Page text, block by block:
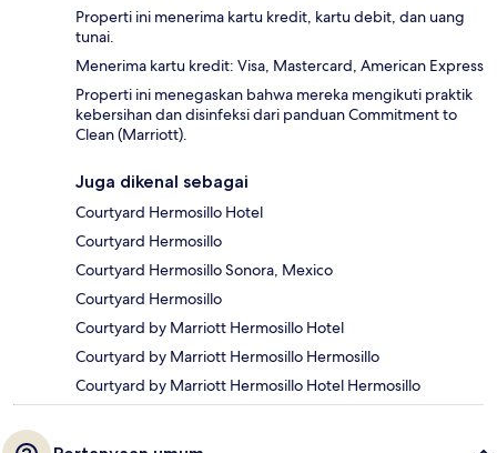
Properti ini menerima kartu kredit, kartu debit, dan uang
tunai.
Menerima kartu kredit: Visa, Mastercard, American Express
Properti ini menegaskan bahwa mereka mengikuti praktik
kebersihan dan disinfeksi dari panduan Commitment to
Clean (Marriott).
Juga dikenal sebagai
Courtyard Hermosillo Hotel
Courtyard Hermosillo
Courtyard Hermosillo Sonora, Mexico
Courtyard Hermosillo
Courtyard by Marriott Hermosillo Hotel
Courtyard by Marriott Hermosillo Hermosillo
Courtyard by Marriott Hermosillo Hotel Hermosillo